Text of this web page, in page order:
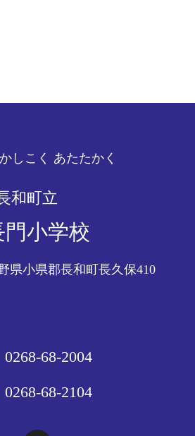
しこく あたたかく
和町立
門小学校
県小県郡長和町長久保410
0268-68-2004
0268-68-2104